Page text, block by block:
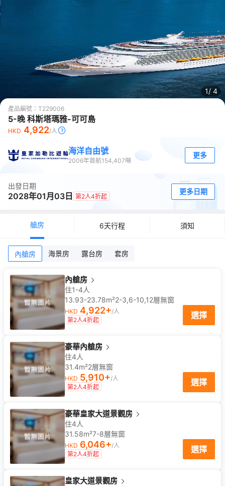
1/ 4
產品編號： T229006
5-晚 科斯塔瑪雅-可可島
HKD 4,922/人
海洋自由號
2006年首航154,407噸
更多
出發日期
2028年01月03日 第2人4折起
更多日期
艙房 6天行程 須知
內艙房 海景房 露台房 套房
內艙房
住1-4人
13.93-23.78m²2-3,6-10,12層無窗
HKD 4,922+/人
第2人4折起
選擇
豪華內艙房
住4人
31.4m²2層無窗
HKD 5,910+/人
第2人4折起
選擇
豪華皇家大道景觀房
住4人
31.58m²7-8層無窗
HKD 6,046+/人
第2人4折起
選擇
皇家大道景觀房